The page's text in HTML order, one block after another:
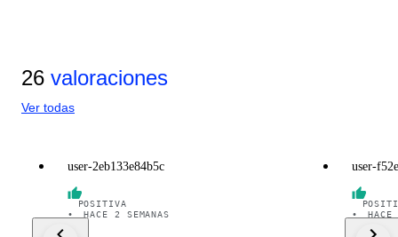
26 valoraciones
Ver todas
user-2eb133e84b5c
POSITIVA
•
HACE 2 SEMANAS
user-
•
HACE